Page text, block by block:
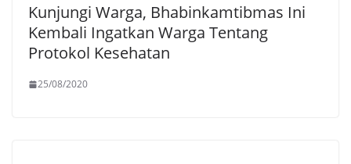
Kunjungi Warga, Bhabinkamtibmas Ini
Kembali Ingatkan Warga Tentang
Protokol Kesehatan
25/08/2020